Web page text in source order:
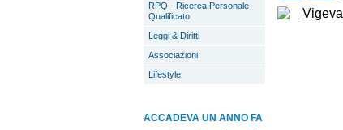
RPQ - Ricerca Personale
Qualificato
Leggi & Diritti
Associazioni
Lifestyle
ACCADEVA UN ANNO FA